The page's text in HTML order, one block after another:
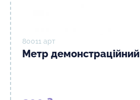
80011 арт
Метр демонстраційний